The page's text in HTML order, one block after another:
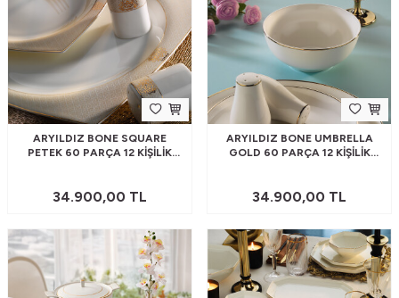
ARYILDIZ BONE SQUARE
PETEK 60 PARÇA 12 KIŞILIK
34.900,00 TL
ARYILDIZ BONE UMBRELLA
GOLD 60 PARÇA 12 KIŞILIK
34.900,00 TL